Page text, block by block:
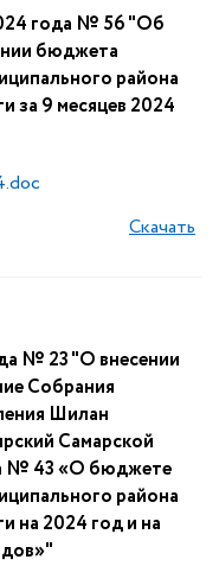
года № 56 "Об
бюджета
района
за 9 месяцев 2024
Скачать
№ 23 "О внесении
Собрания
Шилан
Самарской
№ 43 «О бюджете
района
на 2024 год и на